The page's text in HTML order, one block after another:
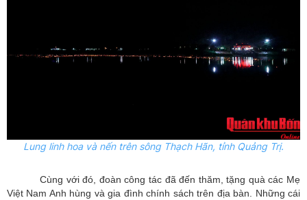
Lung linh hoa và nến trên sông Thạch Hãn, tỉnh Quảng Trị.
Cùng với đó, đoàn công tác đã đến thăm, tặng quà các Mẹ
Việt Nam Anh hùng và gia đình chính sách trên địa bàn. Những cái